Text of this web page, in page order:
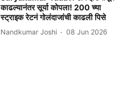
काढल्यानंतर सूर्या कोपला! 200 च्या
स्ट्राइक रेटनं गोलंदाजांची काढली पिसे
Nandkumar Joshi 08 Jun 2026